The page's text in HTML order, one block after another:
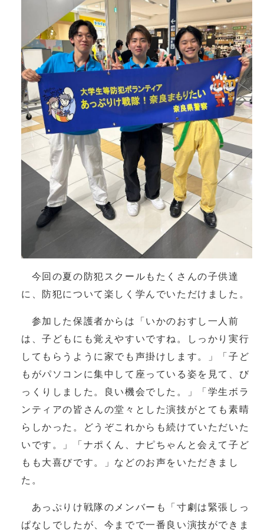
今回の夏の防犯スクールもたくさんの子供達
に、防犯について楽しく学んでいただけました。
参加した保護者からは「いかのおすし一人前
は、子どもにも覚えやすいですね。しっかり実行
してもらうように家でも声掛けします。」「子ど
もがパソコンに集中して座っている姿を見て、び
っくりしました。良い機会でした。」「学生ボラ
ンティアの皆さんの堂々とした演技がとても素晴
らしかった。どうぞこれからも続けていただいた
いです。」「ナポくん、ナピちゃんと会えて子ど
もも大喜びです。」などのお声をいただきまし
た。
あっぷりけ戦隊のメンバーも「寸劇は緊張しっ
ぱなしでしたが、今までで一番良い演技ができま